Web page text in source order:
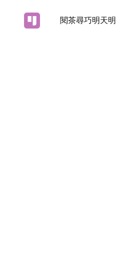
閱茶尋巧明天明